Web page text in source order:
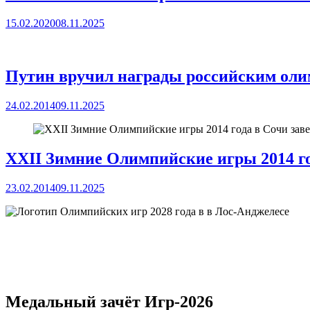
15.02.202008.11.2025
Путин вручил награды российским
24.02.201409.11.2025
XXII Зимние Олимпийские игры 2014
23.02.201409.11.2025
Медальный зачёт Игр-2026